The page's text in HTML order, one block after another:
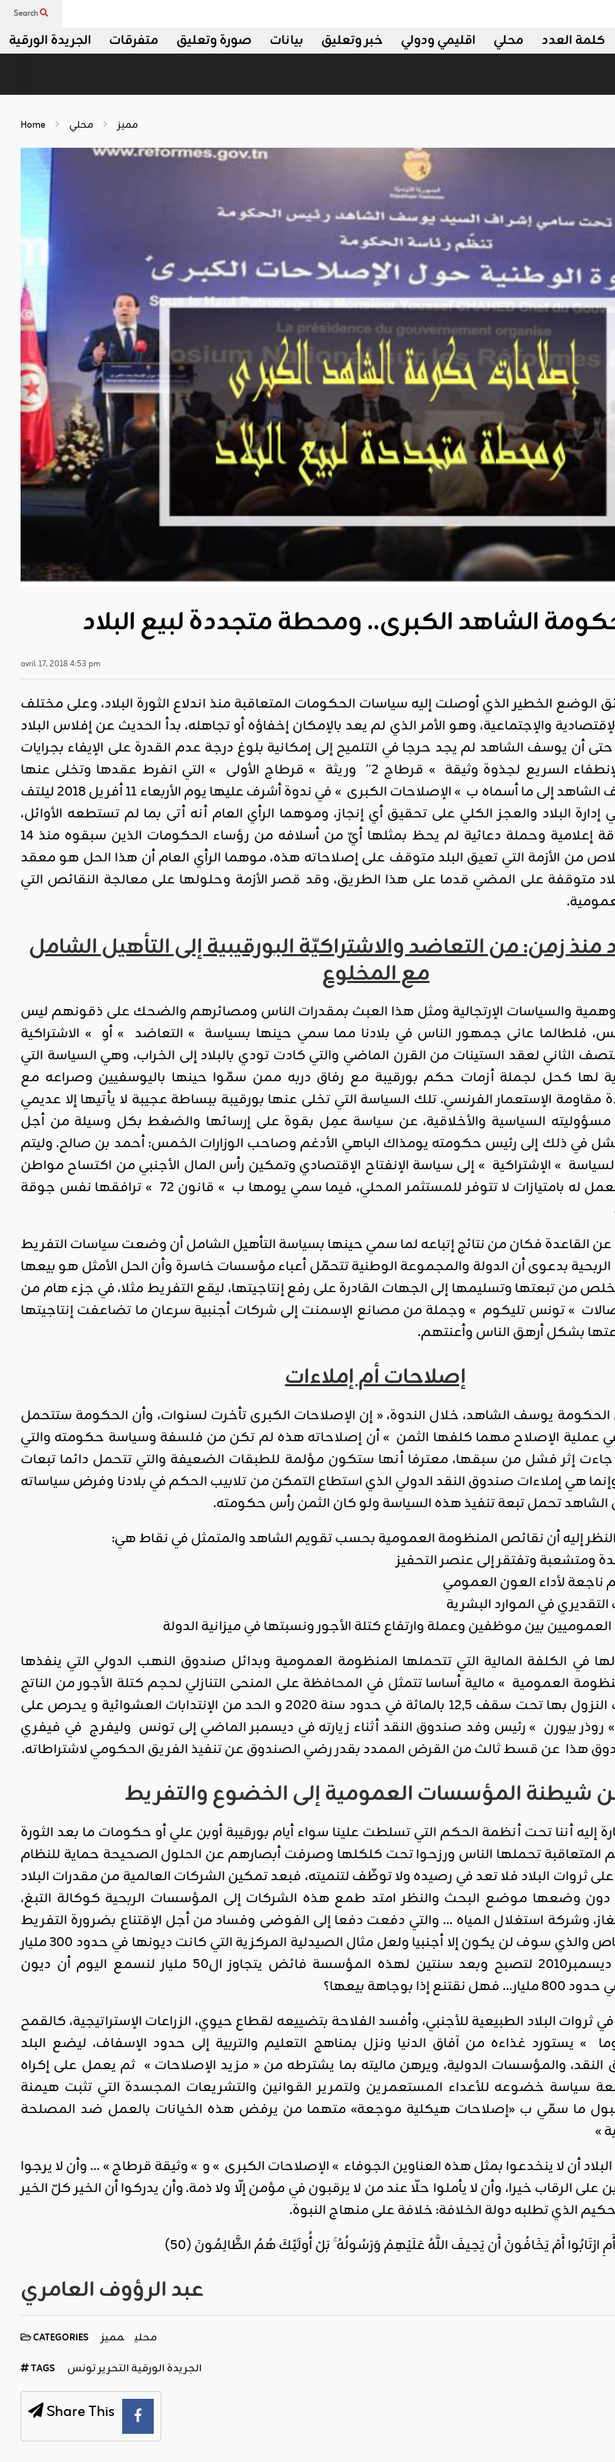
Search
الجريدة الورقية متفرقات صورة وتعليق بيانات خبر وتعليق اقليمي ودولي محلي كلمة العدد
Home مميز محلي
الشاهد الكبرى.. ومحطة متجددة لبيع البلاد
avril 17, 2018 4:53 pm
الخطير الذي أوصلت إليه سياسات الحكومات المتعاقبة منذ اندلاع الثورة البلاد، وعلى مختلف
والإجتماعية، وهو الأمر الذي لم يعد بالإمكان إخفاؤه أو تجاهله، بدأ الحديث عن إفلاس البلاد
أن يوسف الشاهد لم يجد حرجا في التلميح إلى إمكانية بلوغ درجة عدم القدرة على الإيفاء بجرايات
المتقاعدين. وبعد الإنطفاء السريع لجذوة وثيقة » قرطاج 2″ وريثة » قرطاج الأولى » التي انفرط عقدها وتخلى عنها
داعموها، التجأ يوسف الشاهد إلى ما أسماه ب » الإصلاحات الكبرى » في ندوة أشرف عليها يوم الأربعاء 11 أفريل 2018 ليلتف
البلاد والعجز الكلي على تحقيق أي إنجاز، وموهما الرأي العام أنه أتى بما لم تستطعه الأوائل،
تسانده في ذلك جوقة إعلامية وحملة دعائية لم يحظ بمثلها أيّ من أسلافه من رؤساء الحكومات الذين سبقوه منذ 14
وأن الخلاص من الأزمة التي تعيق البلد متوقف على إصلاحاته هذه، موهما الرأي العام أن هذا الحل هو معقد
متوقفة على المضي قدما على هذا الطريق، وقد قصر الأزمة وحلولها على معالجة النقائص التي
زمن: من التعاضد والاشتراكيّة البورقيبية إلى التأهيل الشامل
مع المخلوع
والسياسات الإرتجالية ومثل هذا العبث بمقدرات الناس ومصائرهم والضحك على ذقونهم ليس
فلطالما عانى جمهور الناس في بلادنا مما سمي حينها بسياسة » التعاضد » أو » الاشتراكية
الثاني لعقد الستينات من القرن الماضي والتي كادت تودي بالبلاد إلى الخراب، وهي السياسة التي
لها كحل لجملة أزمات حكم بورقيبة مع رفاق دربه ممن سمّوا حينها باليوسفيين وصراعه مع
مقاومة الإستعمار الفرنسي. تلك السياسة التي تخلى عنها بورقيبة ببساطة عجيبة لا يأتيها إلا عديمي
السياسية والأخلاقية، عن سياسة عمِل بقوة على إرسائها والضغط بكل وسيلة من أجل
في ذلك إلى رئيس حكومته يومذاك الباهي الأدغم وصاحب الوزارات الخمس: أحمد بن صالح. وليتم
» الإشتراكية » إلى سياسة الإنفتاح الإقتصادي وتمكين رأس المال الأجنبي من اكتساح مواطن
الإنتاج وفتح سوق العمل له بامتيازات لا تتوفر للمستثمر المحلي، فيما سمي يومها ب » قانون 72 » ترافقها نفس جوقة
القاعدة فكان من نتائج إتباعه لما سمي حينها بسياسة التأهيل الشامل أن وضعت سياسات التفريط
بدعوى أن الدولة والمجموعة الوطنية تتحمّل أعباء مؤسسات خاسرة وأن الحل الأمثل هو بيعها
من تبعتها وتسليمها إلى الجهات القادرة على رفع إنتاجيتها، ليقع التفريط مثلا، في جزء هام من
» تونس تليكوم » وجملة من مصانع الإسمنت إلى شركات أجنبية سرعان ما تضاعفت إنتاجيتها
بشكل أرهق الناس وأعنتهم.
إصلاحات أم إملاءات
يوسف الشاهد، خلال الندوة، « إن الإصلاحات الكبرى تأخرت لسنوات، وأن الحكومة ستتحمل
عملية الإصلاح مهما كلفها الثمن » أن إصلاحاته هذه لم تكن من فلسفة وسياسة حكومته والتي
إثر فشل من سبقها، معترفا أنها ستكون مؤلمة للطبقات الضعيفة والتي تتحمل دائما تبعات
هي إملاءات صندوق النقد الدولي الذي استطاع التمكن من تلابيب الحكم في بلادنا وفرض سياساته
الشاهد تحمل تبعة تنفيذ هذه السياسة ولو كان الثمن رأس حكومته.
إليه أن نقائص المنظومة العمومية بحسب تقويم الشاهد والمتمثل في نقاط هي:
ومتشعبة وتفتقر إلى عنصر التحفيز
لأداء العون العمومي
في الموارد البشرية
بين موظفين وعملة وارتفاع كتلة الأجور ونسبتها في ميزانية الدولة
في الكلفة المالية التي تتحملها المنظومة العمومية وبدائل صندوق النهب الدولي التي ينفذها
العمومية » مالية أساسا تتمثل في المحافظة على المنحى التنازلي لحجم كتلة الأجور من الناتج
المحلي الخام بهدف النزول بها تحت سقف 12,5 بالمائة في حدود سنة 2020 و الحد من الإنتدابات العشوائية و يحرص على
» روذر بيورن » رئيس وفد صندوق النقد أثناء زيارته في ديسمبر الماضي إلى تونس وليفرج في فيفري
هذا عن قسط ثالث من القرض الممدد بقدر رضي الصندوق عن تنفيذ الفريق الحكومي لاشتراطاته.
شيطنة المؤسسات العمومية إلى الخضوع والتفريط
إليه أننا تحت أنظمة الحكم التي تسلطت علينا سواء أيام بورقيبة أوبن علي أو حكومات ما بعد الثورة
تحملها الناس ورزحوا تحت كلكلها وصرفت أبصارهم عن الحلول الصحيحة حماية للنظام
ثروات البلاد فلا تعد في رصيده ولا توظّف لتنميته، فبعد تمكين الشركات العالمية من مقدرات البلاد
دون وضعها موضع البحث والنظر امتد طمع هذه الشركات إلى المؤسسات الربحية كوكالة التبغ،
وشركة استغلال المياه … والتي دفعت دفعا إلى الفوضى وفساد من أجل الإقتناع بضرورة التفريط
فيها إلى القطاع الخاص والذي سوف لن يكون إلا أجنبيا ولعل مثال الصيدلية المركزية التي كانت ديونها في حدود 300 مليار
حين اندلاع ثورة 17 ديسمبر2010 لتصبح وبعد سنتين لهذه المؤسسة فائض يتجاوز ال50 مليار لنسمع اليوم أن ديون
بوجاهة بيعها؟
البلاد الطبيعية للأجنبي، وأفسد الفلاحة بتضييعه لقطاع حيوي، الزراعات الإستراتيجية، كالقمح
» يستورد غذاءه من آفاق الدنيا ونزل بمناهج التعليم والتربية إلى حدود الإسفاف، ليضع البلد
والمؤسسات الدولية، ويرهن ماليته بما يشترطه من « مزيد الإصلاحات » ثم يعمل على إكراه
سياسة خضوعه للأعداء المستعمرين ولتمرير القوانين والتشريعات المجسدة التي تثبت هيمنة
ما سمّي ب «إصلاحات هيكلية موجعة» متهما من يرفض هذه الخيانات بالعمل ضد المصلحة
»
البلاد أن لا ينخدعوا بمثل هذه العناوين الجوفاء » الإصلاحات الكبرى » و » وثيقة قرطاج » … وأن لا يرجوا
الرقاب خيرا، وأن لا يأملوا حلّا عند من لا يرقبون في مؤمن إلّا ولا ذمة. وأن يدركوا أن الخير كلّ الخير
الذي تطلبه دولة الخلافة: خلافة على منهاج النبوة.
أَمْ يَخَافُونَ أَن يَحِيفَ اللَّهُ عَلَيْهِمْ وَرَسُولُهُ ۚ بَلْ أُولَٰئِكَ هُمُ الظَّالِمُونَ (50)
عبد الرؤوف العامري
CATEGORIES محلي مميز
TAGS الجريدة الورقية التحرير تونس
Share This
اقليمي ودولي
صدور
العدد 601
من جريدة
التحرير
- juillet 26,
Read More